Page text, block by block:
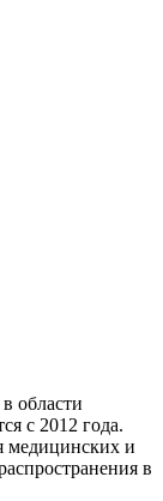
области
с 2012 года.
медицинских и
в